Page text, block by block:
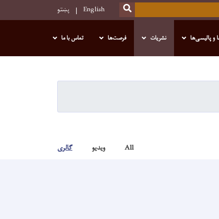
SEARCH
English پښتو
و پالیسی‌ها نشریات فرصت‌ها تماس با ما
All ویدیو گالری